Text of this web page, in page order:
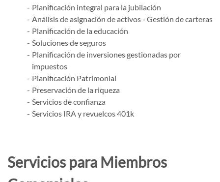
Planificación integral para la jubilación
Análisis de asignación de activos - Gestión de carteras
Planificación de la educación
Soluciones de seguros
Planificación de inversiones gestionadas por
impuestos
Planificación Patrimonial
Preservación de la riqueza
Servicios de confianza
Servicios IRA y revuelcos 401k
Servicios para Miembros